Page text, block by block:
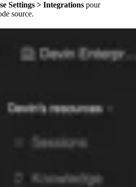
Settings > Integrations pour
source.